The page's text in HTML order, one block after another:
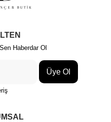
Haberdar Ol
Üye Ol